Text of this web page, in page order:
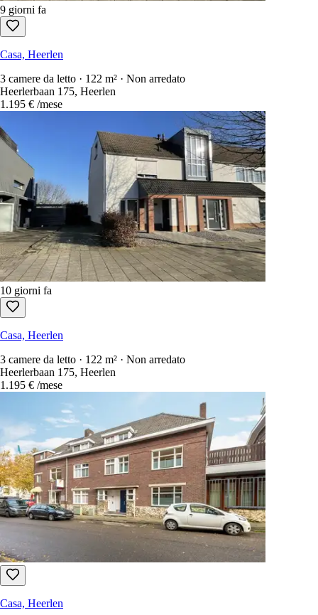
9 giorni fa
Casa, Heerlen
3 camere da letto · 122 m² · Non arredato
Heerlerbaan 175, Heerlen
1.195 € /mese
10 giorni fa
Casa, Heerlen
3 camere da letto · 122 m² · Non arredato
Heerlerbaan 175, Heerlen
1.195 € /mese
Casa, Heerlen